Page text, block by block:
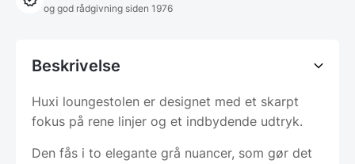
og god rådgivning siden 1976
Beskrivelse
Huxi loungestolen er designet med et skarpt
fokus på rene linjer og et indbydende udtryk.
Den fås i to elegante grå nuancer, som gør det